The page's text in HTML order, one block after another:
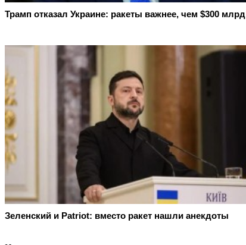
Трамп отказал Украине: ракеты важнее, чем $300 млрд
Зеленский и Patriot: вместо ракет нашли анекдоты